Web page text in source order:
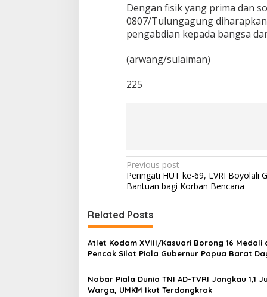
Dengan fisik yang prima dan
0807/Tulungagung
pengabdian kepada bangsa
(arwang/sulaiman)
225
P
o
t
n
a
i
Previous post
Peringati HUT ke-69, LVRI Boyolali
Bantuan bagi Korban Bencana
Related Posts
Atlet Kodam XVIII/Kasuari Borong 16 Medali
Pencak Silat Piala Gubernur Papua Barat
Nobar Piala Dunia TNI AD-TVRI Jangkau 1,1
Warga, UMKM Ikut Terdongkrak